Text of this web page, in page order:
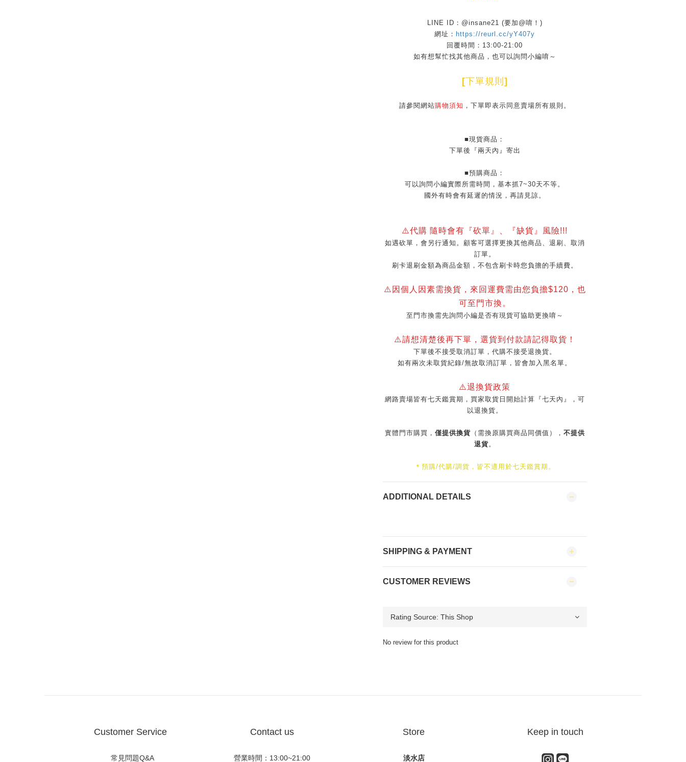
LINE ID：@insane21 (要加@唷！)
網址： https://reurl.cc/yY407y
回覆時間：13:00-21:00
如有想幫忙找其他商品，也可以詢問小編唷～
[下單規則 ]
請參閱網站購物須知 ，下單即表示同意賣場所有規則。
■現貨商品：
下單後『兩天內』寄出
■預購商品：
可以詢問小編實際所需時間，基本抓7~30天不等。
國外有時會有延遲的情況，再請見諒。
⚠️代購 隨時會有『砍單』、『缺貨』風險!!!
如遇砍單，會另行通知。顧客可選擇更換其他商品、退刷、取消
訂單。
刷卡退刷金額為商品金額，不包含刷卡時您負擔的手續費。
⚠️因個人因素需換貨，來回運費需由您負擔$120，也
可至門市換。
至門市換需先詢問小編是否有現貨可協助更換唷～
⚠️請想清楚後再下單，選貨到付款請記得取貨！
下單後不接受取消訂單，代購不接受退換貨。
如有兩次未取貨紀錄/無故取消訂單，皆會加入黑名單。
⚠️退換貨政策
網路賣場皆有七天鑑賞期，買家取貨日開始計算『七天內』，可
以退換貨。
實體門市購買， 僅提供換貨（需換原購買商品同價值）， 不提供
退貨。
＊預購/代購/調貨，皆不適用於七天鑑賞期。
ADDITIONAL DETAILS
SHIPPING & PAYMENT
CUSTOMER REVIEWS
No review for this product
Customer Service
常見問題Q&A
Contact us
營業時間：13:00~21:00
Store
淡水店
Keep in touch